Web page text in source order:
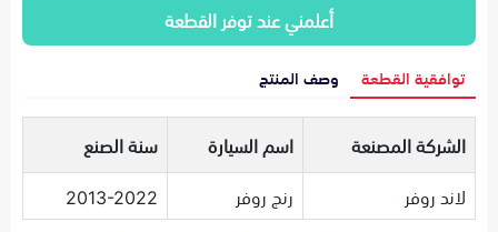
أعلمني عند توفر القطعة
توافقية القطعة وصف المنتج
الشركة المصنعة اسم السيارة
سنة الصنع
لاند روفر
رنج روفر 2013-2022